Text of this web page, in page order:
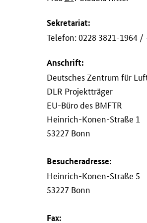
Sekretariat:
Telefon: 0228 3821-1964 /
Anschrift:
Deutsches Zentrum für
DLR Projektträger
EU-Büro des BMFTR
Heinrich-Konen-Straße 1
53227 Bonn
Besucheradresse:
Heinrich-Konen-Straße 5
53227 Bonn
Fax: